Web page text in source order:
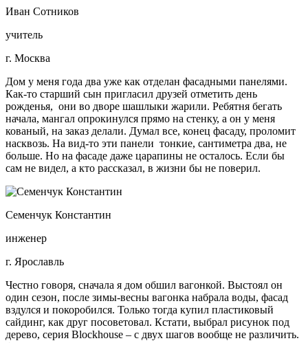
Иван Сотников
учитель
г. Москва
Дом у меня года два уже как отделан фасадными панелями.
Как-то старший сын пригласил друзей отметить день
рожденья, они во дворе шашлыки жарили. Ребятня бегать
начала, мангал опрокинулся прямо на стенку, а он у меня
кованый, на заказ делали. Думал все, конец фасаду, проломит
насквозь. На вид-то эти панели тонкие, сантиметра два, не
больше. Но на фасаде даже царапины не осталось. Если бы
сам не видел, а кто рассказал, в жизни бы не поверил.
Семенчук Константин
инженер
г. Ярославль
Честно говоря, сначала я дом обшил вагонкой. Выстоял он
один сезон, после зимы-весны вагонка набрала воды, фасад
вздулся и покоробился. Только тогда купил пластиковый
сайдинг, как друг посоветовал. Кстати, выбрал рисунок под
дерево, серия Blockhouse – с двух шагов вообще не различить.